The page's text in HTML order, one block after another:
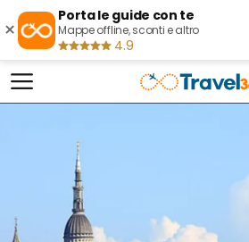
×
Porta le guide con te
Mappe offline, sconti e altro
4.9